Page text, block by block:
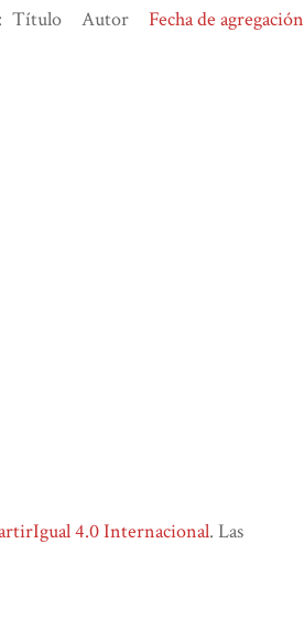
Título Autor Fecha de agregación
4.0 Internacional. Las